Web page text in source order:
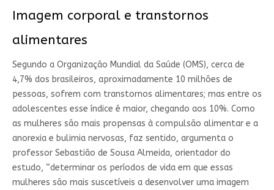
Imagem corporal e transtornos
alimentares
Segundo a Organização Mundial da Saúde (OMS), cerca de
4,7% dos brasileiros, aproximadamente 10 milhões de
pessoas, sofrem com transtornos alimentares; mas entre os
adolescentes esse índice é maior, chegando aos 10%. Como
as mulheres são mais propensas à compulsão alimentar e a
anorexia e bulimia nervosas, faz sentido, argumenta o
professor Sebastião de Sousa Almeida, orientador do
estudo, “determinar os períodos de vida em que essas
mulheres são mais suscetíveis a desenvolver uma imagem